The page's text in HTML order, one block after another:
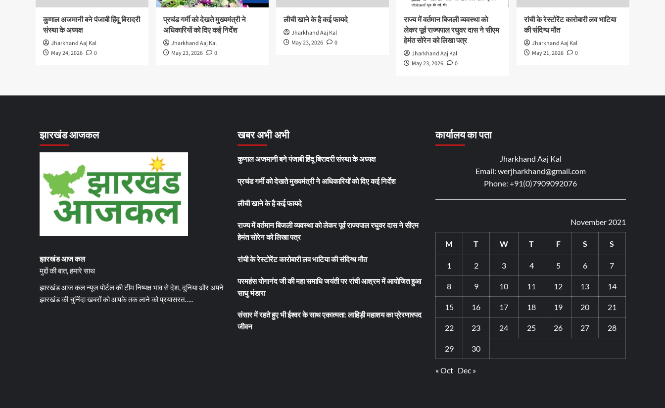
कुणाल अजमानी बने पंजाबी हिंदू बिरादरी
संस्था के अध्यक्ष
Jharkhand Aaj Kal
May 24, 2026
0
प्रचंड गर्मी को देखते मुख्यमंत्री ने
अधिकारियों को दिए कई निर्देश
Jharkhand Aaj Kal
May 23, 2026
0
लीची खाने के है कई फायदे
Jharkhand Aaj Kal
May 23, 2026
0
राज्य में वर्तमान बिजली व्यवस्था को
लेकर पूर्व राज्यपाल रघुवर दास ने सीएम
हेमंत सोरेन को लिखा पत्र
Jharkhand Aaj Kal
May 23, 2026
0
रांची के रेस्टोरेंट कारोबारी लव भाटिया
की संदिग्ध मौत
Jharkhand Aaj Kal
May 21, 2026
0
झारखंड आजकल
झारखंड आज कल
मुद्दों की बात, हमारे साथ
झारखंड आज कल न्यूज पोर्टल की टीम निष्पक्ष भाव से देश, दुनिया और अपने
झारखंड की चुनिंदा खबरों को आपके तक लाने को प्रयासरत…..
खबर अभी अभी
कुणाल अजमानी बने पंजाबी हिंदू बिरादरी संस्था के अध्यक्ष
प्रचंड गर्मी को देखते मुख्यमंत्री ने अधिकारियों को दिए कई निर्देश
लीची खाने के है कई फायदे
राज्य में वर्तमान बिजली व्यवस्था को लेकर पूर्व राज्यपाल रघुवर दास ने सीएम
हेमंत सोरेन को लिखा पत्र
रांची के रेस्टोरेंट कारोबारी लव भाटिया की संदिग्ध मौत
परमहंस योगानंद जी की महा समाधि जयंती पर रांची आश्रम में आयोजित हुआ
साधु भंडारा
संसार में रहते हुए भी ईश्वर के साथ एकात्मता: लाहिड़ी महाशय का प्रेरणास्पद
जीवन
कार्यालय का पता
Jharkhand Aaj Kal
Email: werjharkhand@gmail.com
Phone: +91(0)7909092076
November 2021
M T W T F S S
1 2 3 4 5 6 7
8 9 10 11 12 13 14
15 16 17 18 19 20 21
22 23 24 25 26 27 28
29 30
« Oct Dec »